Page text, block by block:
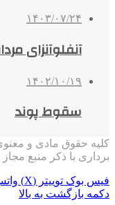
۱۴۰۳/۰۷/۲۴
آنفلوآنزای
۱۴۰۲/۱۰/۱۹
سقوط پوند
کلیه حقوق مادی و
برداری با ذکر منبع
فیس بوک توییتر (X)
دکمه بازگشت به بالا